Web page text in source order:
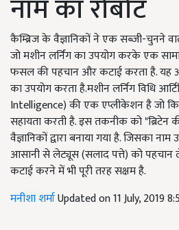
नाम का रोबोट
कैम्ब्रिज के वैज्ञानिकों ने एक सब्जी-चुनने
जो मशीन लर्निंग का उपयोग करके एक
फसल की पहचान और कटाई करता है. यह
का उपयोग करता है.मशीन लर्निग विधि
Intelligence) की एक एप्लीकेशन है जो
सहायता करती है. इस तकनीक को "ब्रिटेन
वैज्ञानिकों द्वारा बनाया गया है. जिसका नाम
आसानी से लेट्यूस (सलाद पत्ते) को
कटाई करने में भी पूरी तरह सक्षम है.
मनीशा शर्माUpdated on 11 July, 2019